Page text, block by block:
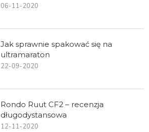
06-11-2020
Jak sprawnie spakować się na
ultramaraton
22-09-2020
Rondo Ruut CF2 – recenzja
długodystansowa
12-11-2020